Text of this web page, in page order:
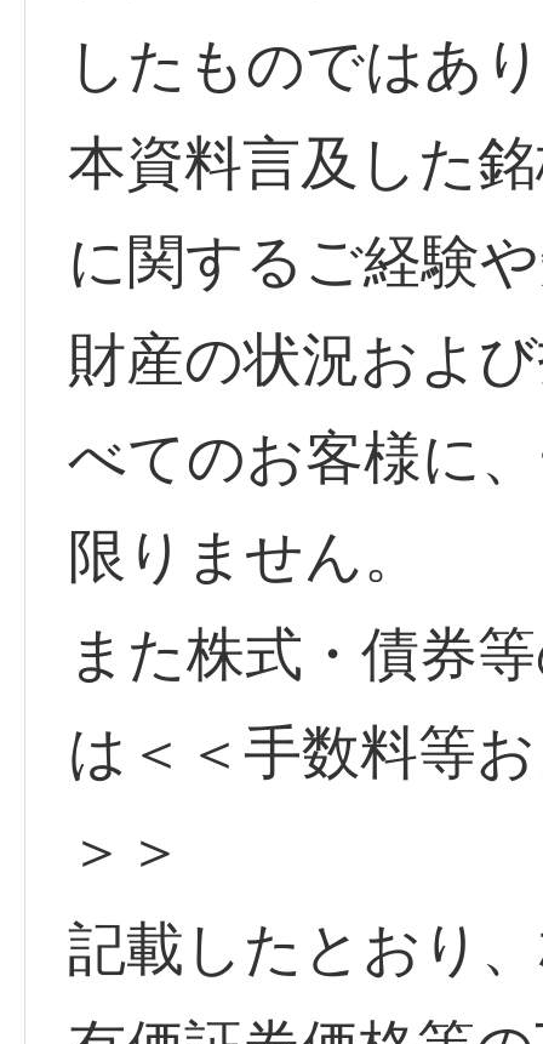
したものではあ
本資料言及した
に関するご経験
財産の状況およ
べてのお客様に
限りません。
また株式・債券
は＜＜手数料等
＞＞
記載したとおり